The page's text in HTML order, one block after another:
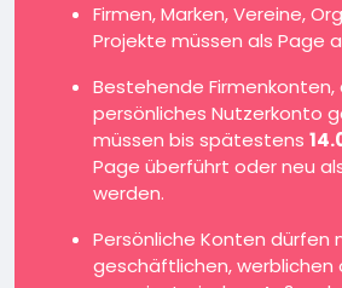
Firmen, Marken, Vereine,
Projekte müssen als Page
Bestehende Firmenkonten,
persönliches Nutzerkonto
müssen bis spätestens
Page überführt oder neu
werden.
Persönliche Konten dürfen
geschäftlichen, werblichen